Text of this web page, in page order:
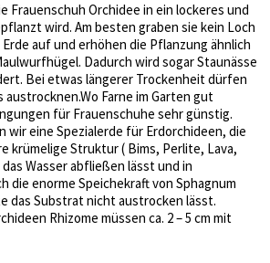
Frauenschuh Orchidee in ein lockeres und
wird. Am besten graben sie kein Loch
auf und erhöhen die Pflanzung ähnlich
Dadurch wird sogar Staunässe
Bei etwas längerer Trockenheit dürfen
Farne im Garten gut
für Frauenschuhe sehr günstig.
wir eine Spezialerde für Erdorchideen, die
krümelige Struktur ( Bims, Perlite, Lava,
Wasser abfließen lässt und in
die enorme Speichekraft von Sphagnum
das Substrat nicht austrocken lässt.
Rhizome müssen ca. 2 – 5 cm mit